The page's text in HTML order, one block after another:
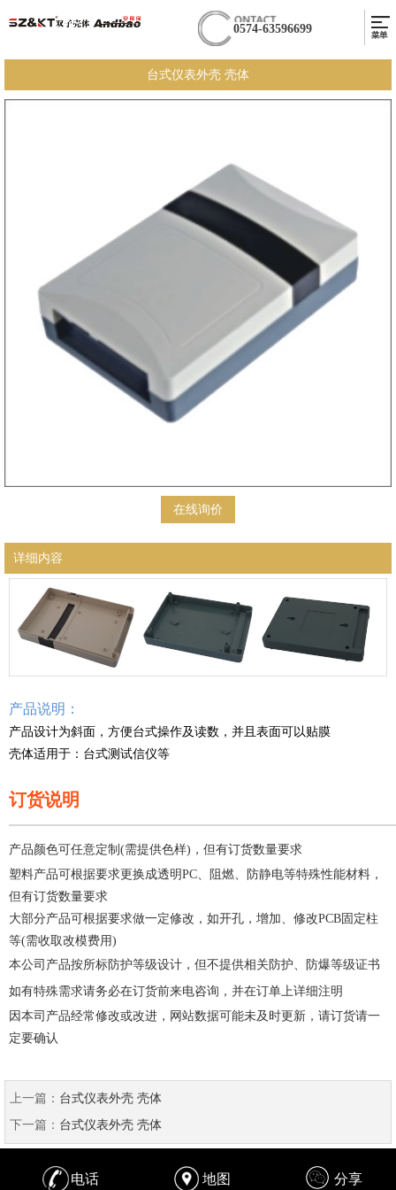
0574-63596699
台式仪表外壳 壳体
在线询价
详细内容
产品说明：
产品设计为斜面，方便台式操作及读数，并且表面可以贴膜
壳体适用于：台式测试信仪等
订货说明
产品颜色可任意定制(需提供色样)，但有订货数量要求
塑料产品可根据要求更换成透明PC、阻燃、防静电等特殊性能材料，
但有订货数量要求
大部分产品可根据要求做一定修改，如开孔，增加、修改PCB固定柱
等(需收取改模费用)
本公司产品按所标防护等级设计，但不提供相关防护、防爆等级证书
如有特殊需求请务必在订货前来电咨询，并在订单上详细注明
因本司产品经常修改或改进，网站数据可能未及时更新，请订货请一
定要确认
上一篇： 台式仪表外壳 壳体
下一篇： 台式仪表外壳 壳体
电话 地图 分享